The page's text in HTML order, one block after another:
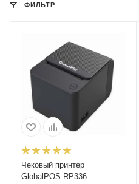
ФИЛЬТР
Чековый принтер
GlobalPOS RP336